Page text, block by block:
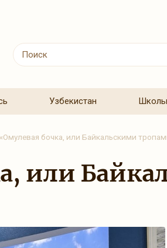
Узбекистан
«Омулевая бочка, или Байкальскими
или